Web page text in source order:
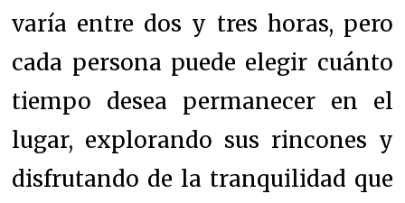
varía entre dos y tres horas, pero
cada persona puede elegir cuánto
tiempo desea permanecer en el
lugar, explorando sus rincones y
disfrutando de la tranquilidad que